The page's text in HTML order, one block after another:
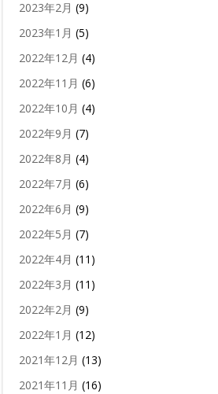
2023年2月 (9)
2023年1月 (5)
2022年12月 (4)
2022年11月 (6)
2022年10月 (4)
2022年9月 (7)
2022年8月 (4)
2022年7月 (6)
2022年6月 (9)
2022年5月 (7)
2022年4月 (11)
2022年3月 (11)
2022年2月 (9)
2022年1月 (12)
2021年12月 (13)
2021年11月 (16)